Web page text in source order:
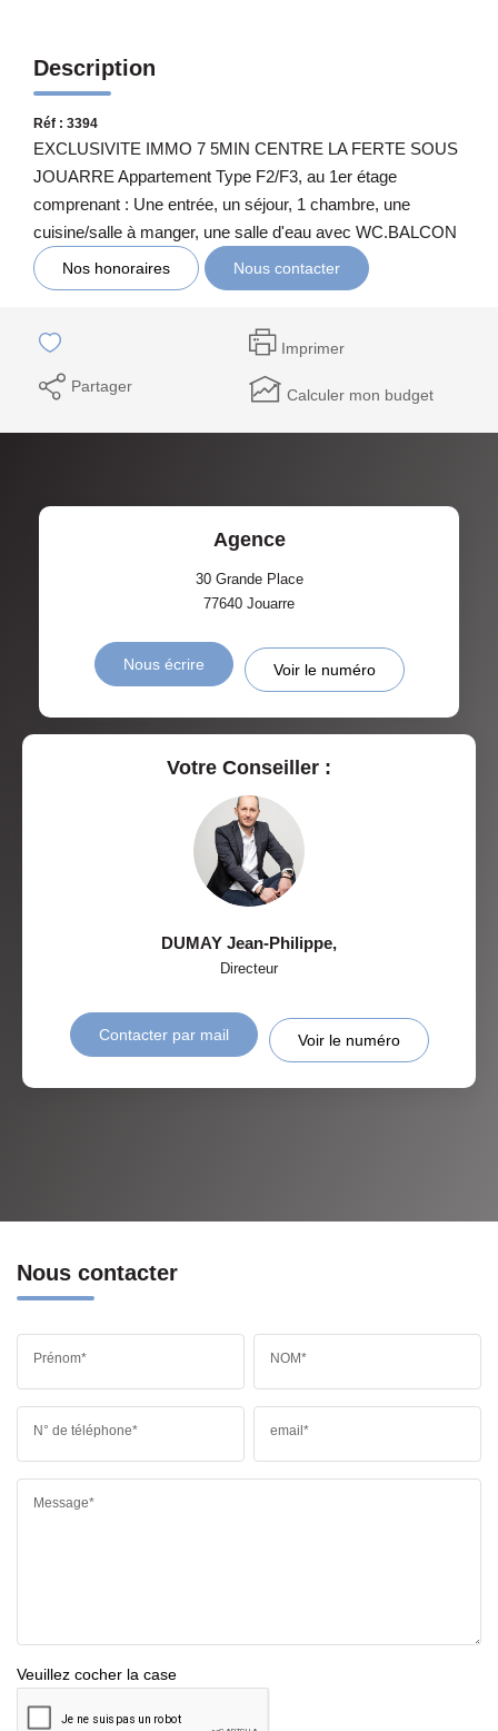
Description
Réf : 3394
EXCLUSIVITE IMMO 7 5MIN CENTRE LA FERTE SOUS
JOUARRE Appartement Type F2/F3, au 1er étage
comprenant : Une entrée, un séjour, 1 chambre, une
cuisine/salle à manger, une salle d'eau avec WC.BALCON
Nos honoraires Nous contacter
Imprimer
Partager Calculer mon budget
Agence
30 Grande Place
77640 Jouarre
Nous écrire Voir le numéro
Votre Conseiller :
DUMAY Jean-Philippe,
Directeur
Contacter par mail Voir le numéro
Nous contacter
Prénom* NOM*
N° de téléphone* email*
Message*
Veuillez cocher la case